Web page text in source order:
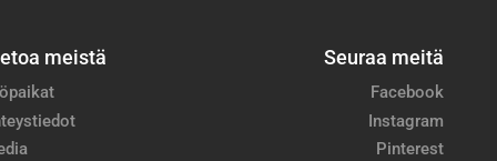
meistä Seuraa meitä
Facebook
Instagram
Pinterest